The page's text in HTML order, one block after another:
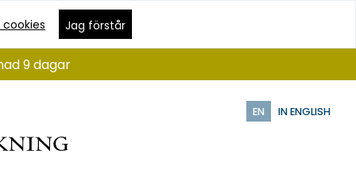
Jag förstår
EN IN ENGLISH
9 dagar